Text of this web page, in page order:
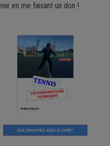
en me faisant un don !